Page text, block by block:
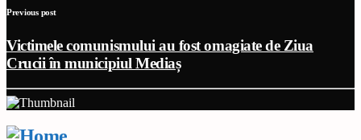
Previous post
Victimele comunismului au fost omagiate de Ziua
Crucii în municipiul Mediaș